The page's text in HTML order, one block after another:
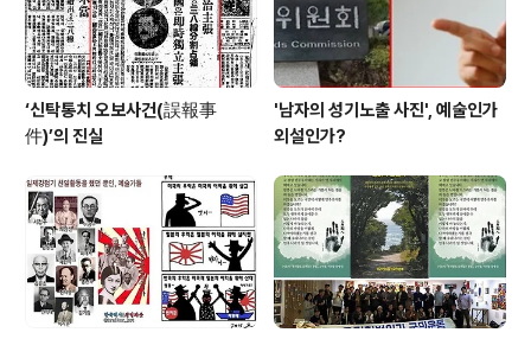
‘신탁통치 오보사건(誤報事
件)’의 진실
'남자의 성기노출 사진', 예술인가
외설인가?